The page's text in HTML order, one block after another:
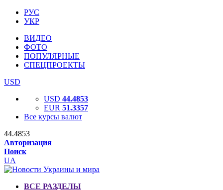
РУС
УКР
ВИДЕО
ФОТО
ПОПУЛЯРНЫЕ
СПЕЦПРОЕКТЫ
USD
USD 44.4853
EUR 51.3357
Все курсы валют
44.4853
Авторизация
Поиск
UA
ВСЕ РАЗДЕЛЫ